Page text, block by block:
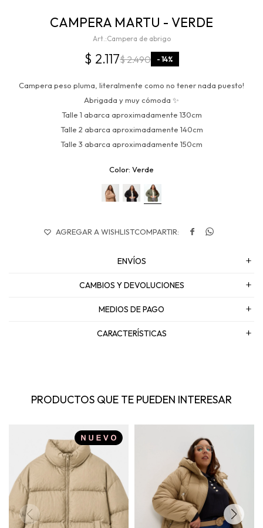
CAMPERA MARTU - VERDE
Campera de abrigo
$ 2.117$2.490 14
Campera peso pluma, literalmente como no tener nada puesto!
Abrigada y muy cómoda ✨
Talle 1 abarca aproximadamente 130cm
Talle 2 abarca aproximadamente 140cm
Talle 3 abarca aproximadamente 150cm
Verde
 
ENVÍOS
CAMBIOS Y DEVOLUCIONES
MEDIOS DE PAGO
CARACTERÍSTICAS
PRODUCTOS QUE TE PUEDEN INTERESAR